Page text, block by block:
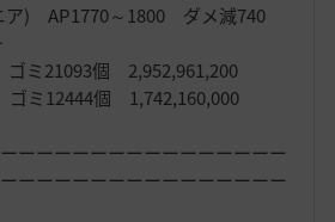
ア) AP1770～1800 ダメ減740
ミ21093個 2,952,961,200
12444個 1,742,160,000
ーーーーーーーーーーーーーーー
ーーーーーーーーーーーーーーー